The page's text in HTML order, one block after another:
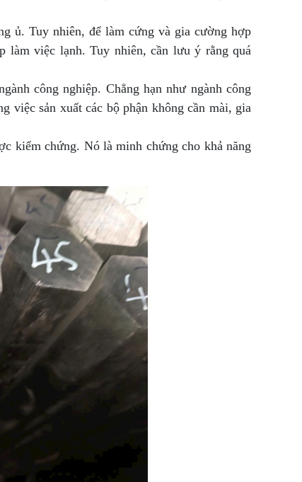
ủ. Tuy nhiên, để làm cứng và gia cường hợp
làm việc lạnh. Tuy nhiên, cần lưu ý rằng quá
công nghiệp. Chẳng hạn như ngành công
việc sản xuất các bộ phận không cần mài, gia
kiểm chứng. Nó là minh chứng cho khả năng